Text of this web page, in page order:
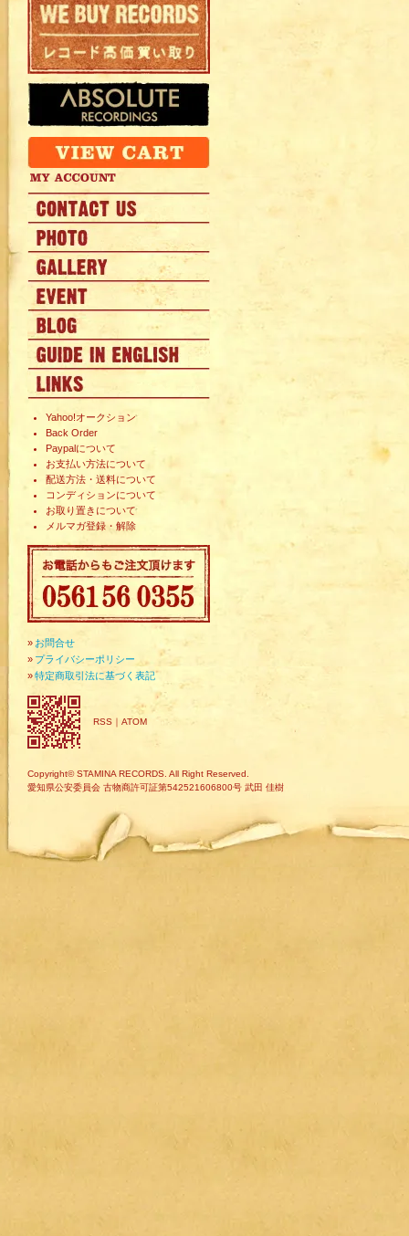
Yahoo!オークション
Back Order
Paypalについて
お支払い方法について
配送方法・送料について
コンディションについて
お取り置きについて
メルマガ登録・解除
» お問合せ
» プライバシーポリシー
»特定商取引法に基づく表記
RSS ｜ ATOM
Copyright© STAMINA RECORDS. All Right Reserved.
愛知県公安委員会 古物商許可証第542521606800号 武田 佳樹